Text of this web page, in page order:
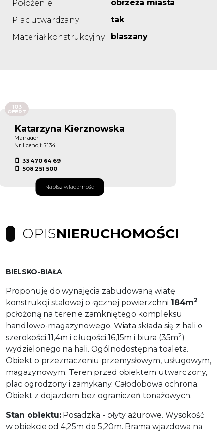
Położenie
obrzeża miasta
Plac utwardzany
tak
Materiał konstrukcyjny
blaszany
Katarzyna Kierznowska
Manager
Nr licencji: 7134
33 470 64 69
508 251 500
Napisz wiadomość
103
OFERT
OPISNIERUCHOMOŚCI
BIELSKO-BIAŁA
Proponuję do wynajęcia zabudowaną wiatę
konstrukcji stalowej o łącznej powierzchni 184m2
położoną na terenie zamkniętego kompleksu
handlowo-magazynowego. Wiata składa się z hali o
szerokości 11,4m i długości 16,15m i biura (35m2)
wydzielonego na hali. Ogólnodostępna toaleta.
Obiekt o przeznaczeniu przemysłowym, usługowym,
magazynowym. Teren przed obiektem utwardzony,
plac ogrodzony i zamykany. Całodobowa ochrona.
Obiekt z dojazdem bez ograniczeń tonażowych.
Stan obiektu: Posadzka - płyty ażurowe. Wysokość
w obiekcie od 4,25m do 5,20m. Brama wjazdowa na